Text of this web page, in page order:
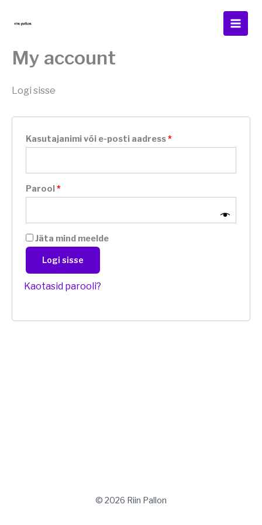
My account
Logi sisse
Kasutajanimi või e-posti aadress*Nõutud
Parool*Nõutud
Jäta mind meelde
Logi sisse
Kaotasid parooli?
© 2026 Riin Pallon